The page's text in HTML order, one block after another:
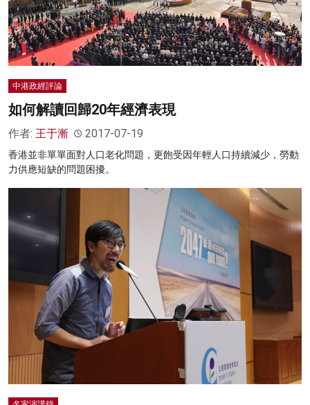
中港政經評論
如何解讀回歸20年經濟表現
作者: 王于漸 2017-07-19
香港並非單單面對人口老化問題，更飽受因年輕人口持續減少，勞動
力供應短缺的問題困擾。